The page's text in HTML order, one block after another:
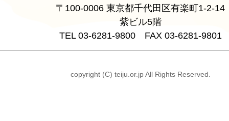
〒100-0006 東京都千代田区有楽町1-2-14
紫ビル5階
TEL 03-6281-9800 FAX 03-6281-9801
copyright (C) teiju.or.jp All Rights Reserved.